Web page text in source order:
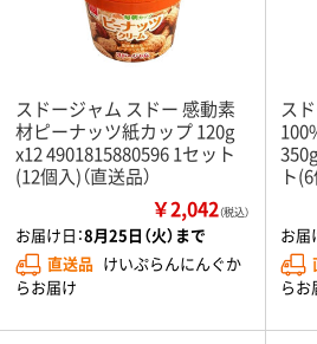
スドージャム スドー 感動素
材ピーナッツ紙カップ 120g
x12 4901815880596 1セット
(12個入)（直送品）
￥2,042（税込）
お届け日：8月25日（火）まで
直送品 けいぷらんにんぐか
らお届け
ス
ト
お届
らお